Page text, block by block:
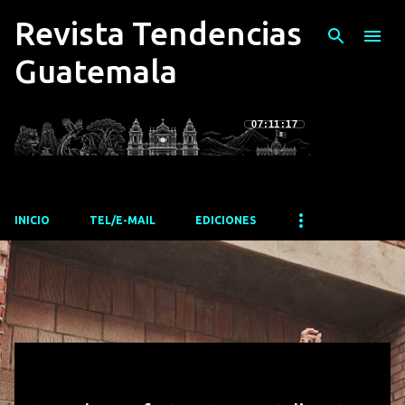
Ir al contenido principal
Revista Tendencias
Guatemala
07:11:18
INICIO TEL/E-MAIL EDICIONES
E
n
t
r
a
d